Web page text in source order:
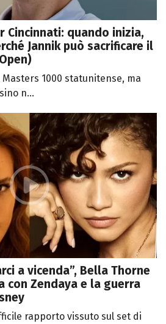
Cincinnati: quando inizia,
Jannik può sacrificare il
Masters 1000 statunitense, ma
n...
a vicenda”, Bella Thorne
con Zendaya e la guerra
rapporto vissuto sul set di